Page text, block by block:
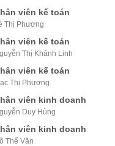
viên kế toán
Thị Phương
viên kế toán
Thị Khánh Linh
viên kế toán
Thị Phương
viên kinh doanh
Duy Hùng
viên kinh doanh
Thế Văn